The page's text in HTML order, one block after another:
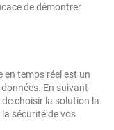
de démontrer
en temps réel est un
En suivant
choisir la solution la
sécurité de vos